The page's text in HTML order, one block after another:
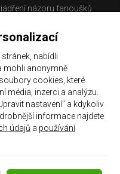
názoru fanoušků
někteří lidé mohou
2004 Sb., o některých
změně některých zákonů
společnosti) a
za příspěvky
stránek.
nabídli
mohli anonymně
cookies, které
média, inzerci a analýzu.
nastavení" a kdykoliv
informace najdete
údajů a používání